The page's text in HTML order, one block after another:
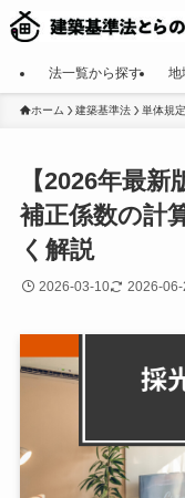
法一覧から探す 地
ホーム 建築基準法 単体規定
【2026年最
補正係数の計
く解説
2026-03-10 2026-06-